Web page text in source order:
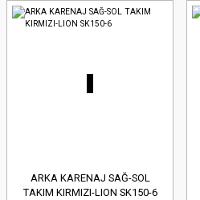
ARKA KARENAJ SAĞ-SOL
TAKIM KIRMIZI-LION SK150-6